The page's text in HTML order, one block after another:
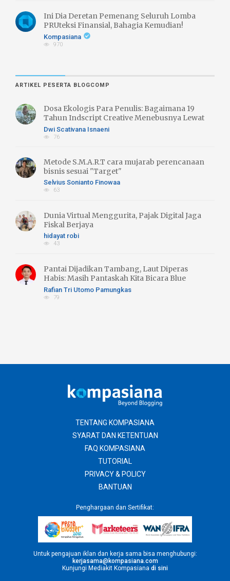
Ini Dia Deretan Pemenang Seluruh Lomba
PRUteksi Finansial, Bahagia Kemudian!
Kompasiana
970
ARTIKEL PESERTA BLOGCOMP
Dosa Ekologis Para Penulis: Bagaimana 19
Tahun Indscript Creative Menebusnya Lewat
Literasi Hijau
Dwi Scativana Isnaeni
76
Metode S.M.A.R.T cara mujarab perencanaan
bisnis sesuai "Target"
Selvius Sonianto Finowaa
63
Dunia Virtual Menggurita, Pajak Digital Jaga
Fiskal Berjaya
hidayat robi
43
Pantai Dijadikan Tambang, Laut Diperas
Habis: Masih Pantaskah Kita Bicara Blue
Economy atau Blue Trust Exlpoitation??
Rafian Tri Utomo Pamungkas
79
TENTANG KOMPASIANA
SYARAT DAN KETENTUAN
FAQ KOMPASIANA
TUTORIAL
PRIVACY & POLICY
BANTUAN
Penghargaan dan Sertifikat:
Untuk pengajuan iklan dan kerja sama bisa menghubungi:
kerjasama@kompasiana.com
Kunjungi Mediakit Kompasiana di sini